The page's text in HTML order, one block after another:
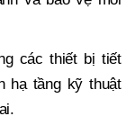
các thiết bị tiết
hạ tầng kỹ thuật